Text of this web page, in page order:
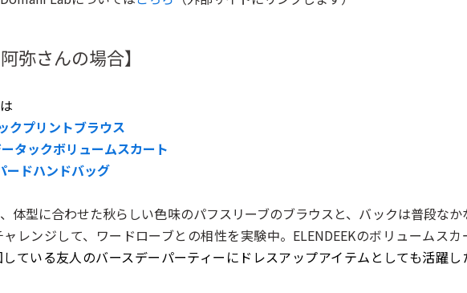
弥さんの場合】
クプリントブラウス
タックボリュームスカート
ードハンドバッグ
体型に合わせた秋らしい色味のパフスリーブのブラウスと、バックは普段なか
レンジして、ワードローブとの相性を実験中。ELENDEEKのボリュームスカ
ている友人のバースデーパーティーにドレスアップアイテムとしても活躍し